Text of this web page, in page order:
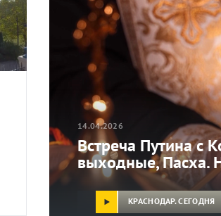
14.04.2026
Встреча Путина с
выходные, Пасха.
КРАСНОДАР. СЕГОДНЯ